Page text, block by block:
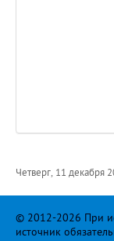
Четверг, 11 декабря
© 2012-2026 При
источник